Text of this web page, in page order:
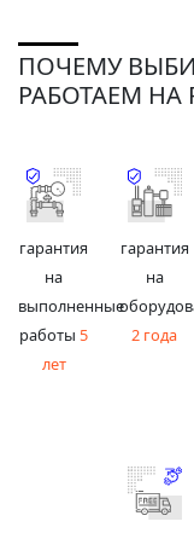
ПОЧЕМУ
РАБОТАЕМ НА
гарантия
на
выполненные
работы 5
лет
гарантия
на
2 года